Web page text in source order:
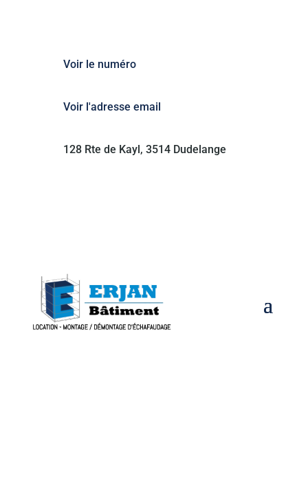
Voir le numéro
Voir l'adresse email
128 Rte de Kayl, 3514 Dudelange